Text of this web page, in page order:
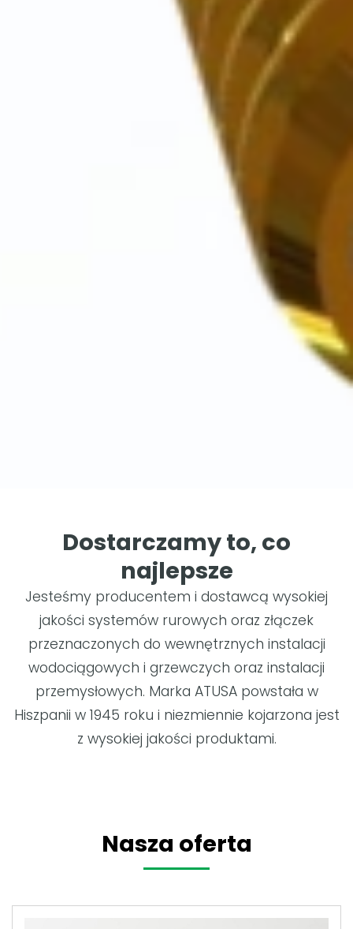
Dostarczamy to, co
najlepsze
Jesteśmy producentem i dostawcą wysokiej
jakości systemów rurowych oraz złączek
przeznaczonych do wewnętrznych instalacji
wodociągowych i grzewczych oraz instalacji
przemysłowych. Marka ATUSA powstała w
Hiszpanii w 1945 roku i niezmiennie kojarzona jest
z wysokiej jakości produktami.
Nasza oferta